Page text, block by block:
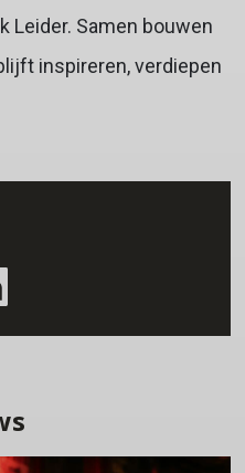
Leider. Samen bouwen
inspireren, verdiepen